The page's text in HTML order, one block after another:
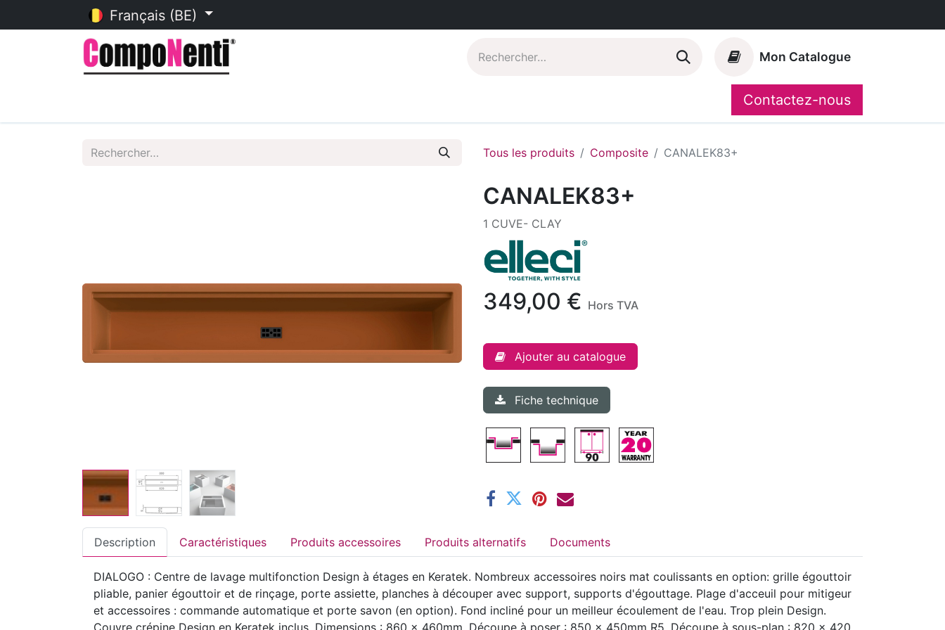
Français (BE)
Mon Catalogue
CompoShop
Contactez-nous
Tous les produits Composite CANALEK83+
CANALEK83+
1 CUVE- CLAY
349,00 € Hors TVA
Ajouter au catalogue
Fiche technique
Description Caractéristiques Produits accessoires Produits alternatifs Documents
DIALOGO : Centre de lavage multifonction Design à étages en Keratek. Nombreux accessoires noirs mat coulissants en option: grille égouttoir
pliable, panier égouttoir et de rinçage, porte assiette, planches à découper avec support, supports d'égouttage. Plage d'acceuil pour mitigeur
et accessoires : commande automatique et porte savon (en option). Fond incliné pour un meilleur écoulement de l'eau. Trop plein Design.
Couvre crépine Design en Keratek inclus. Dimensions : 860 x 460mm. Découpe à poser : 850 x 450mm R5. Découpe à sous-plan : 820 x 420